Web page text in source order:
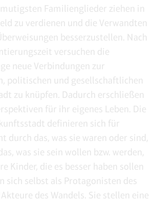
Familienglieder ziehen in
zu verdienen und die Verwandten
besserzustellen. Nach
versuchen die
neue Verbindungen zur
politischen und gesellschaftlichen
zu knüpfen. Dadurch erschließen
für ihr eigenes Leben. Die
definieren sich für
durch das, was sie waren oder sind,
was sie sein wollen bzw. werden,
Kinder, die es besser haben sollen
sich selbst als Protagonisten des
des Wandels. Sie stellen eine